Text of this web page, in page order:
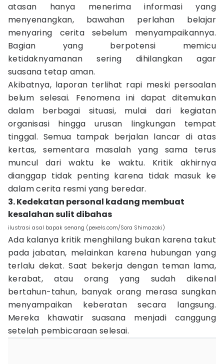
atasan hanya menerima informasi yang
menyenangkan, bawahan perlahan belajar
menyaring cerita sebelum menyampaikannya.
Bagian yang berpotensi memicu
ketidaknyamanan sering dihilangkan agar
suasana tetap aman.
Akibatnya, laporan terlihat rapi meski persoalan
belum selesai. Fenomena ini dapat ditemukan
dalam berbagai situasi, mulai dari kegiatan
organisasi hingga urusan lingkungan tempat
tinggal. Semua tampak berjalan lancar di atas
kertas, sementara masalah yang sama terus
muncul dari waktu ke waktu. Kritik akhirnya
dianggap tidak penting karena tidak masuk ke
dalam cerita resmi yang beredar.
3. Kedekatan personal kadang membuat
kesalahan sulit dibahas
ilustrasi asal bapak senang (pexels.com/Sora Shimazaki)
Ada kalanya kritik menghilang bukan karena takut
pada jabatan, melainkan karena hubungan yang
terlalu dekat. Saat bekerja dengan teman lama,
kerabat, atau orang yang sudah dikenal
bertahun-tahun, banyak orang merasa sungkan
menyampaikan keberatan secara langsung.
Mereka khawatir suasana menjadi canggung
setelah pembicaraan selesai.